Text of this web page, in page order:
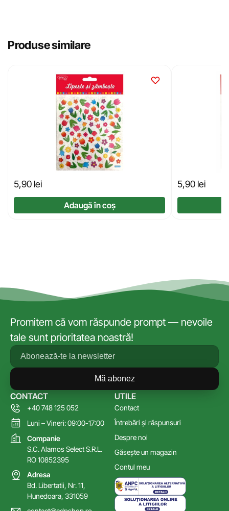
Produse similare
5,90 lei
Adaugă în coș
5,90 lei
Promitem că vom răspunde prompt — nevoile
tale sunt prioritatea noastră!
Mă abonez
UTILE
Contact
Întrebări și răspunsuri
Despre noi
Găsește un magazin
Contul meu
CONTACT
+40 748 125 052
Luni – Vineri: 09:00-17:00
Companie
S.C. Alamos Select S.R.L.
RO 10852395
Adresa
Bd. Libertatii, Nr. 11,
Hunedoara, 331059